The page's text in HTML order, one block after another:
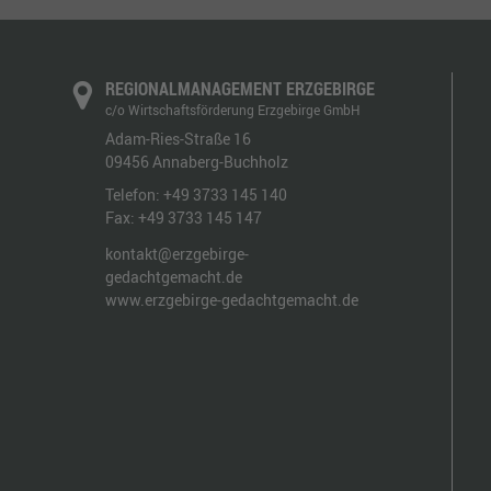
REGIONALMANAGEMENT ERZGEBIRGE
c/o Wirtschaftsförderung Erzgebirge GmbH
Adam-Ries-Straße 16
09456 Annaberg-Buchholz
Telefon: +49 3733 145 140
Fax: +49 3733 145 147
kontakt@erzgebirge-
gedachtgemacht.de
www.erzgebirge-gedachtgemacht.de